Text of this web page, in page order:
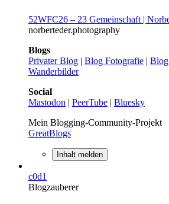
52WFC26 – 23 Gemeinschaft |
norberteder.photography
Blogs
Privater Blog | Blog Fotografie |
Wanderbilder
Social
Mastodon | PeerTube | Bluesky
Mein Blogging-Community-Projekt
GreatBlogs
Inhalt melden
c0d1
Blogzauberer